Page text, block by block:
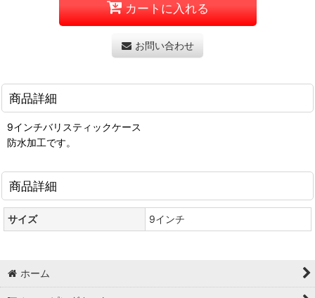
カートに入れる
お問い合わせ
商品詳細
9インチバリスティックケース
防水加工です。
商品詳細
サイズ 9インチ
ホーム